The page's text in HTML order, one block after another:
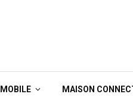
MOBILE MAISON